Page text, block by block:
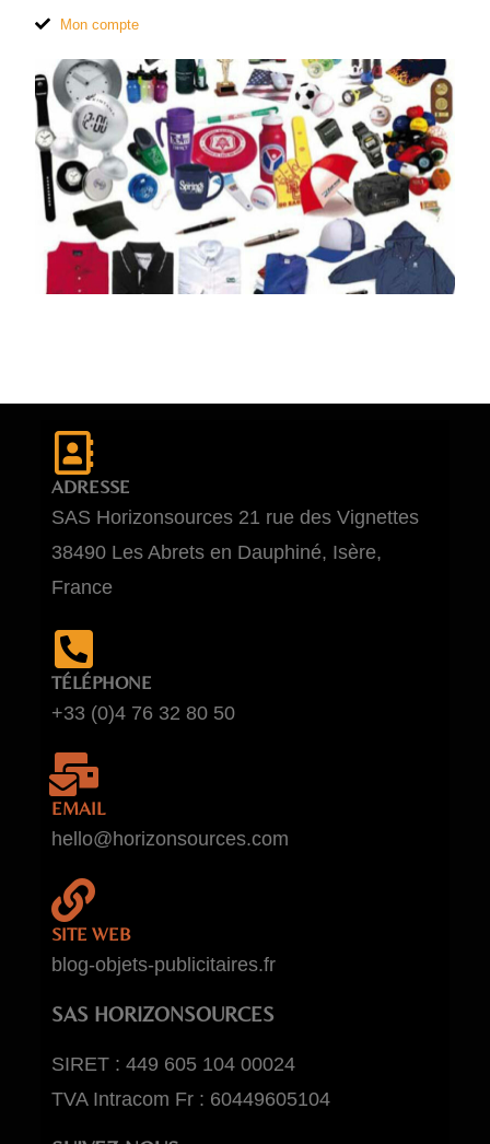
Mon compte
ADRESSE
SAS Horizonsources 21 rue des Vignettes
38490 Les Abrets en Dauphiné, Isère,
France
TÉLÉPHONE
+33 (0)4 76 32 80 50
EMAIL
hello@horizonsources.com
SITE WEB
blog-objets-publicitaires.fr
SAS HORIZONSOURCES
SIRET : 449 605 104 00024
TVA Intracom Fr : 60449605104